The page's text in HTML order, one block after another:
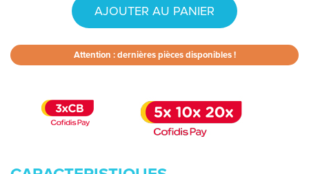
AJOUTER AU PANIER
Attention : dernières pièces disponibles !